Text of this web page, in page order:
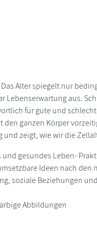
Das Alter spiegelt nur
Lebenserwartung aus.
für gute und
den ganzen Körper
und zeigt, wie wir die
gesundes Leben-
Ideen nach
soziale Beziehungen
Abbildungen